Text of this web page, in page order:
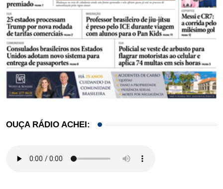
OUÇA RÁDIO ACHEI: